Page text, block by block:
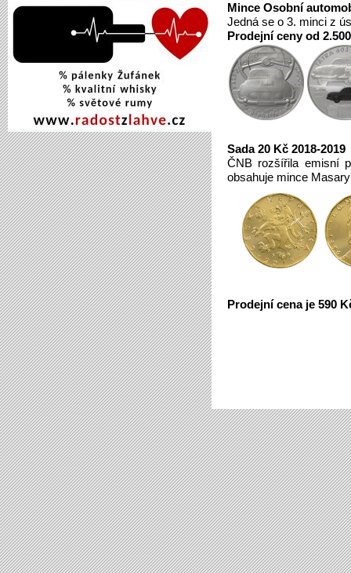
Mince Osobní
Jedná se o 3. minci z
Prodejní ceny od
Sada 20 Kč 2018-2019
ČNB rozšířila emisní
obsahuje mince
Prodejní cena je 590